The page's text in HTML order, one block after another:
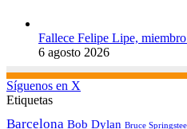
Fallece Felipe Lipe,
6 agosto 2026
Síguenos en X
Etiquetas
Barcelona Bob Dylan Bruce